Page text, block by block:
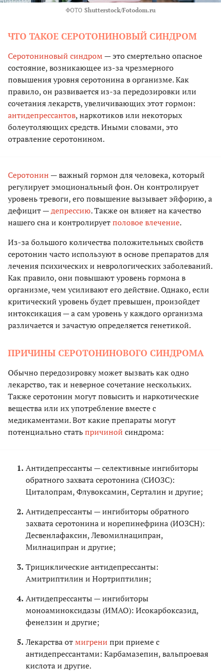
ФОТО Shutterstock/Fotodom.ru
ЧТО ТАКОЕ СЕРОТОНИНОВЫЙ СИНДРОМ
Серотониновый синдром — это смертельно опасное
состояние, возникающее из-за чрезмерного
повышения уровня серотонина в организме. Как
правило, он развивается из-за передозировки или
сочетания лекарств, увеличивающих этот гормон:
антидепрессантов, наркотиков или некоторых
болеутоляющих средств. Иными словами, это
отравление серотонином.
Серотонин — важный гормон для человека, который
регулирует эмоциональный фон. Он контролирует
уровень тревоги, его повышение вызывает эйфорию, а
дефицит —депрессию. Также он влияет на качество
нашего сна и контролируетполовое влечение.
Из-за большого количества положительных свойств
серотонин часто используют в основе препаратов для
лечения психических и неврологических заболеваний.
Как правило, они повышают уровень гормона в
организме, чем усиливают его действие. Однако, если
критический уровень будет превышен, произойдет
интоксикация — а сам уровень у каждого организма
различается и зачастую определяется генетикой.
ПРИЧИНЫ СЕРОТОНИНОВОГО СИНДРОМА
Обычно передозировку может вызвать как одно
лекарство, так и неверное сочетание нескольких.
Также серотонин могут повысить и наркотические
вещества или их употребление вместе с
медикаментами. Вот какие препараты могут
потенциально статьпричиной синдрома:
Антидепрессанты — селективные ингибиторы
обратного захвата серотонина (СИОЗС):
Циталопрам, Флувоксамин, Серталин и другие;
Антидепрессанты — ингибиторы обратного
захвата серотонина и норепинефрина (ИОЗСН):
Десвенлафаксин, Левомилнаципран,
Милнаципран и другие;
Трициклические антидепрессанты:
Амитриптилин и Нортриптилин;
Антидепрессанты — ингибиторы
моноаминоксидазы (ИМАО): Исокарбоксазид,
фенелзин и другие;
Лекарства отмигрени при приеме с
антидепрессантами: Карбамазепин, вальпроевая
кислота и другие.